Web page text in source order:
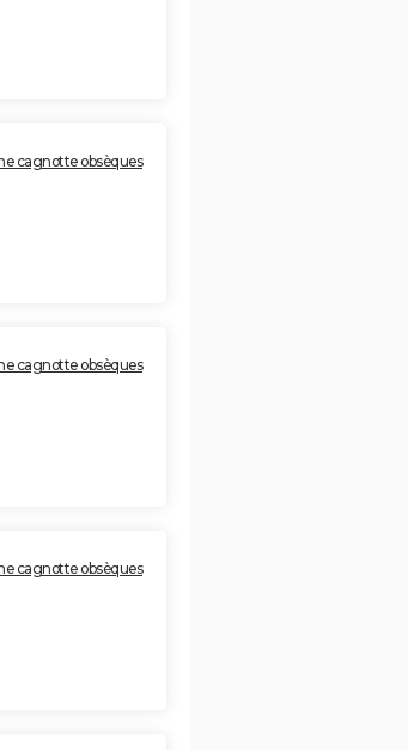
cagnotte obsèques
cagnotte obsèques
cagnotte obsèques